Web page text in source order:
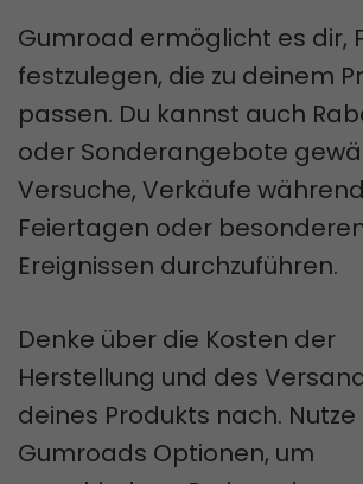
Gumroad ermöglicht es dir,
festzulegen, die zu deinem
passen. Du kannst auch
oder Sonderangebote
Versuche, Verkäufe während
Feiertagen oder
Ereignissen durchzuführen.
Denke über die Kosten der
Herstellung und des
deines Produkts nach. Nutze
Gumroads Optionen, um